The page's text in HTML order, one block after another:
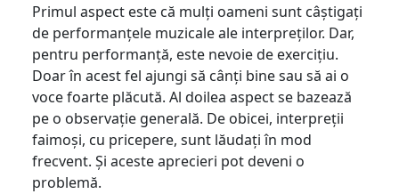
Primul aspect este că mulți oameni sunt câștigați
de performanțele muzicale ale interpreților. Dar,
pentru performanță, este nevoie de exercițiu.
Doar în acest fel ajungi să cânți bine sau să ai o
voce foarte plăcută. Al doilea aspect se bazează
pe o observație generală. De obicei, interpreții
faimoși, cu pricepere, sunt lăudați în mod
frecvent. Și aceste aprecieri pot deveni o
problemă.